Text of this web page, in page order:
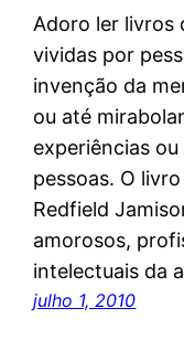
Adoro ler livros
vividas por
invenção da
ou até
experiências
pessoas. O
Redfield
amorosos,
intelectuais da
julho 1, 2010